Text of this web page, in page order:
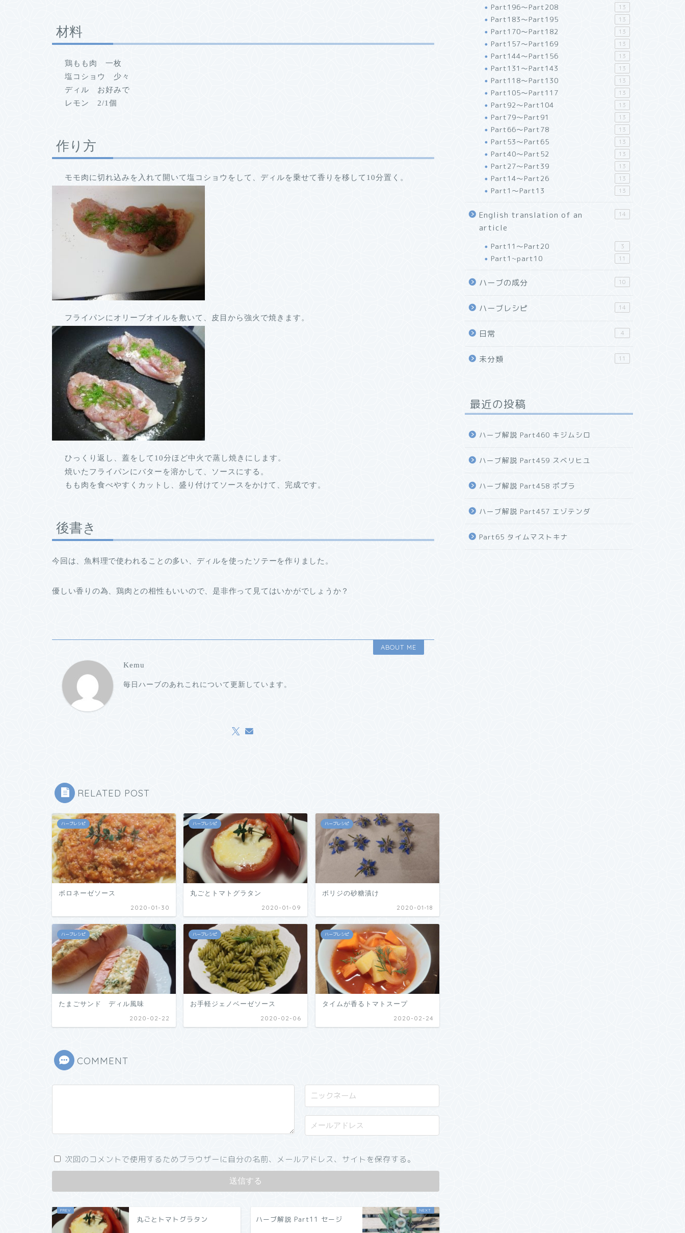
材料
鶏もも肉 一枚
塩コショウ 少々
ディル お好みで
レモン 2/1個
作り方
モモ肉に切れ込みを入れて開いて塩コショウをして、ディルを乗せて香りを移して10分置く。
フライパンにオリーブオイルを敷いて、皮目から強火で焼きます。
ひっくり返し、蓋をして10分ほど中火で蒸し焼きにします。
焼いたフライパンにバターを溶かして、ソースにする。
もも肉を食べやすくカットし、盛り付けてソースをかけて、完成です。
後書き
今回は、魚料理で使われることの多い、ディルを使ったソテーを作りました。
優しい香りの為、鶏肉との相性もいいので、是非作って見てはいかがでしょうか？
ABOUT ME
Kemu
毎日ハーブのあれこれについて更新しています。
RELATED POST
ハーブレシピ
ボロネーゼソース
2020-01-30
ハーブレシピ
丸ごとトマトグラタン
2020-01-09
ハーブレシピ
ボリジの砂糖漬け
2020-01-18
ハーブレシピ
たまごサンド ディル風味
2020-02-22
ハーブレシピ
お手軽ジェノベーゼソース
2020-02-06
ハーブレシピ
タイムが香るトマトスープ
2020-02-24
COMMENT
次回のコメントで使用するためブラウザーに自分の名前、メールアドレス、サイトを保存する。
丸ごとトマトグラタン ハーブ解説 Part11 セージ
Part196～Part208 13
Part183～Part195 13
Part170～Part182 13
Part157～Part169 13
Part144～Part156 13
Part131～Part143 13
Part118～Part130 13
Part105～Part117 13
Part92～Part104 13
Part79～Part91 13
Part66～Part78 13
Part53～Part65 13
Part40～Part52 13
Part27～Part39 13
Part14～Part26 13
Part1～Part13 13
English translation of an
article
14
Part11～Part20 3
Part1~part10 11
ハーブの成分 10
ハーブレシピ 14
日常 4
未分類 11
最近の投稿
ハーブ解説 Part460 キジムシロ
ハーブ解説 Part459 スベリヒユ
ハーブ解説 Part458 ポプラ
ハーブ解説 Part457 エゾテンダ
Part65 タイムマストキナ